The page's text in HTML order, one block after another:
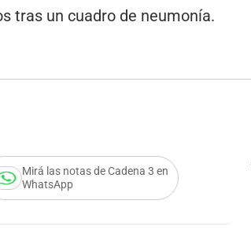
tras un cuadro de neumonía.
Mirá las notas de Cadena 3 en
WhatsApp